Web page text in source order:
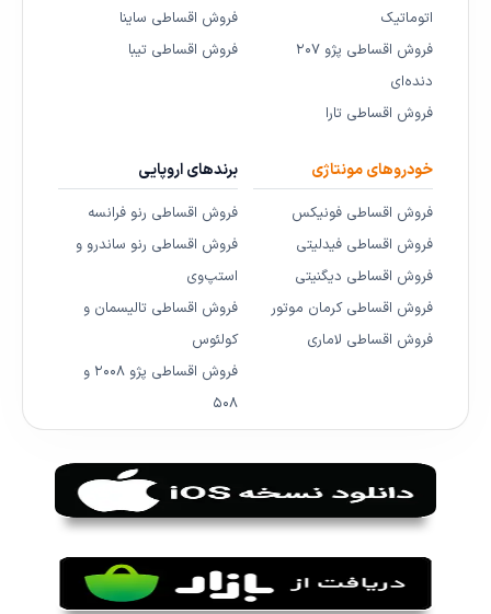
اتوماتیک
فروش اقساطی پژو ۲۰۷
دنده‌ای
فروش اقساطی تارا
فروش اقساطی ساینا
فروش اقساطی تیبا
خودروهای مونتاژی
فروش اقساطی فونیکس
فروش اقساطی فیدلیتی
فروش اقساطی دیگنیتی
فروش اقساطی کرمان موتور
فروش اقساطی لاماری
برندهای اروپایی
فروش اقساطی رنو فرانسه
فروش اقساطی رنو ساندرو و
استپ‌وی
فروش اقساطی تالیسمان و
کولئوس
فروش اقساطی پژو ۲۰۰۸ و
۵۰۸